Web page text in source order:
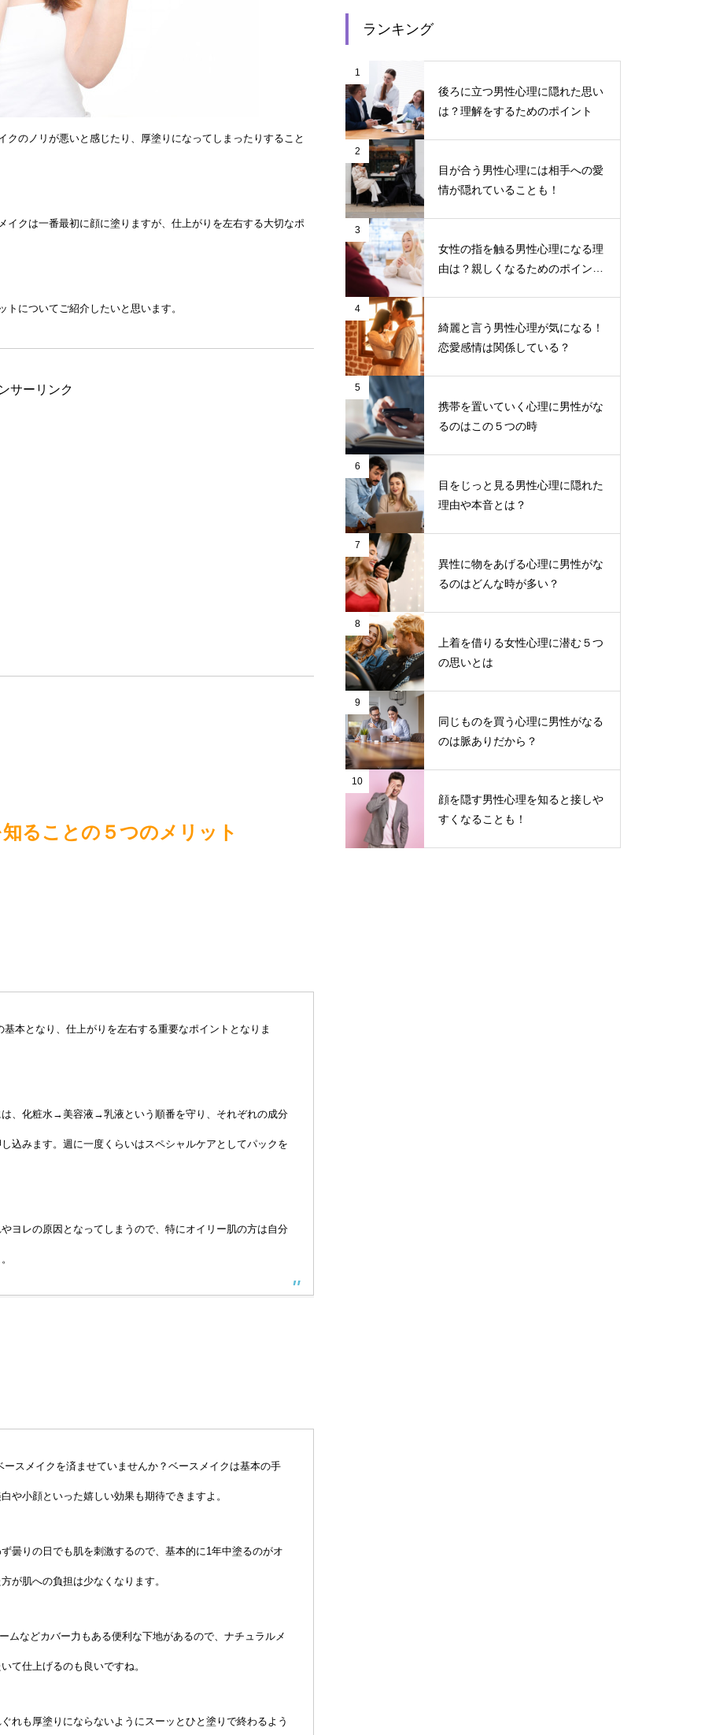
のノリが悪いと感じたり、厚塗りになってしまったりすること
クは一番最初に顔に塗りますが、仕上がりを左右する大切なポ
についてご紹介したいと思います。
サーリンク
ることの５つのメリット
本となり、仕上がりを左右する重要なポイントとなりま
、化粧水→美容液→乳液という順番を守り、それぞれの成分
込みます。週に一度くらいはスペシャルケアとしてパックを
ヨレの原因となってしまうので、特にオイリー肌の方は自分
スメイクを済ませていませんか？ベースメイクは基本の手
や小顔といった嬉しい効果も期待できますよ。
曇りの日でも肌を刺激するので、基本的に1年中塗るのがオ
が肌への負担は少なくなります。
ムなどカバー力もある便利な下地があるので、ナチュラルメ
て仕上げるのも良いですね。
れも厚塗りにならないようにスーッとひと塗りで終わるよう
ランキング
1
後ろに立つ男性心理に隠れた思い
は？理解をするためのポイント
2
目が合う男性心理には相手への愛
情が隠れていることも！
3
女性の指を触る男性心理になる理
由は？親しくなるためのポイント
4
綺麗と言う男性心理が気になる！
恋愛感情は関係している？
5
携帯を置いていく心理に男性がな
るのはこの５つの時
6
目をじっと見る男性心理に隠れた
理由や本音とは？
7
異性に物をあげる心理に男性がな
るのはどんな時が多い？
8
上着を借りる女性心理に潜む５つ
の思いとは
9
同じものを買う心理に男性がなる
のは脈ありだから？
10
顔を隠す男性心理を知ると接しや
すくなることも！